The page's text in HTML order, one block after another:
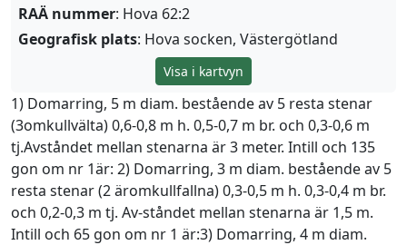
RAÄ nummer: Hova 62:2
Geografisk plats: Hova socken, Västergötland
Visa i kartvyn
1) Domarring, 5 m diam. bestående av 5 resta stenar
(3omkullvälta) 0,6-0,8 m h. 0,5-0,7 m br. och 0,3-0,6 m
tj.Avståndet mellan stenarna är 3 meter. Intill och 135
gon om nr 1är: 2) Domarring, 3 m diam. bestående av 5
resta stenar (2 äromkullfallna) 0,3-0,5 m h. 0,3-0,4 m br.
och 0,2-0,3 m tj. Av-ståndet mellan stenarna är 1,5 m.
Intill och 65 gon om nr 1 är:3) Domarring, 4 m diam.